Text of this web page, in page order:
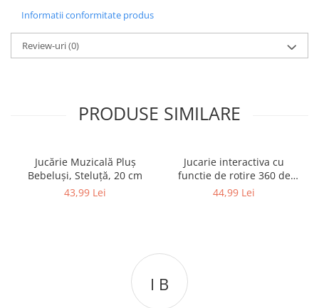
Informatii conformitate produs
Review-uri(0)
PRODUSE SIMILARE
Jucărie Muzicală Pluș
Bebeluși, Steluță, 20 cm
43,99 Lei
Jucarie interactiva cu
functie de rotire 360 de
grade si lumini, Omida
44,99 Lei
I B